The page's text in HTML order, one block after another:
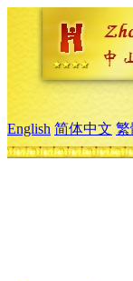
English 简体中文 繁